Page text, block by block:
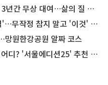
무상 대여…삶의 질 높인다
정 참지 말고 '이것' 해보세요!
원한강공원 알짜 코스
? '서울에디션25' 추천 코스